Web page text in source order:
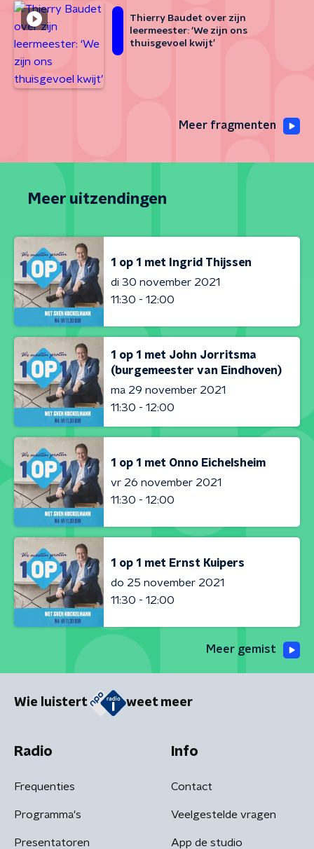
Thierry Baudet over zijn
leermeester: ‘We zijn ons
thuisgevoel kwijt’
Meer fragmenten
Meer uitzendingen
1 op 1 met Ingrid Thijssen
di 30 november 2021
11:30 - 12:00
1 op 1 met John Jorritsma
(burgemeester van Eindhoven)
ma 29 november 2021
11:30 - 12:00
1 op 1 met Onno Eichelsheim
vr 26 november 2021
11:30 - 12:00
1 op 1 met Ernst Kuipers
do 25 november 2021
11:30 - 12:00
Meer gemist
Wie luistert weet meer
Radio
Frequenties
Programma's
Presentatoren
Info
Contact
Veelgestelde vragen
App de studio